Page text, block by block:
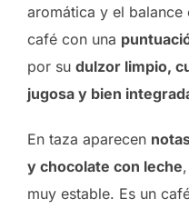
aromática y el balance
café con una
por su dulzor limpio,
jugosa y bien
En taza aparecen
y chocolate con leche
muy estable. Es un